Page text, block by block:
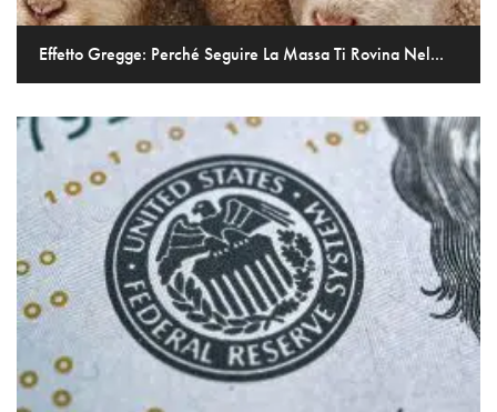
Effetto Gregge: Perché Seguire La Massa Ti Rovina Nel...